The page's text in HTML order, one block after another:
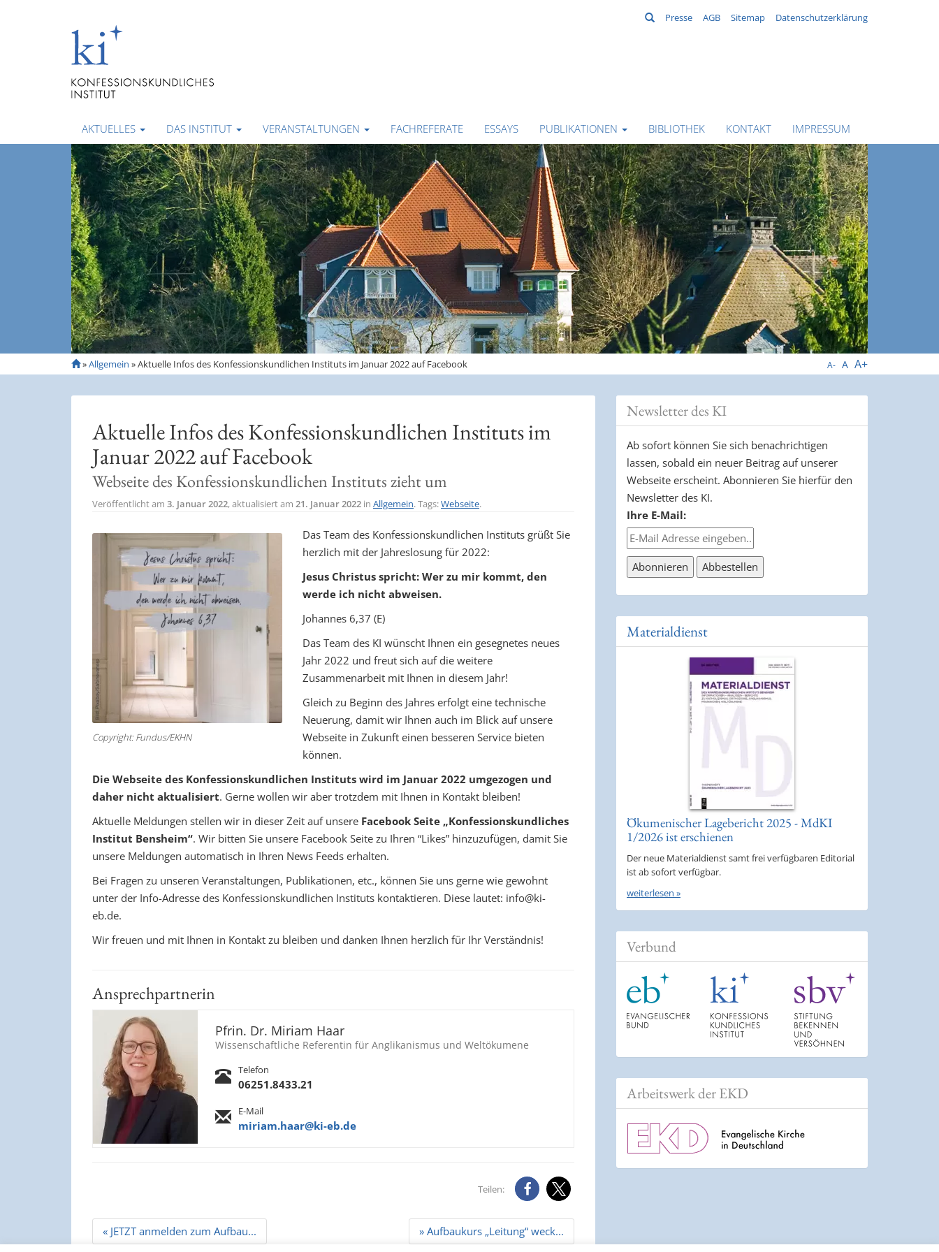
Suchen
Presse AGB Sitemap Datenschutzerklärung
AKTUELLES DAS INSTITUT VERANSTALTUNGEN FACHREFERATE ESSAYS PUBLIKATIONEN BIBLIOTHEK KONTAKT IMPRESSUM
S
t
»Allgemein »Aktuelle Infos des Konfessionskundlichen Instituts im Januar 2022 auf Facebook A- A A+
Aktuelle Infos des Konfessionskundlichen Instituts im
Januar 2022 auf Facebook
Webseite des Konfessionskundlichen Instituts zieht um
Veröffentlicht am 3. Januar 2022, aktualisiert am 21. Januar 2022 in Allgemein. Tags:Webseite.
Copyright: Fundus/EKHN
Das Team des Konfessionskundlichen Instituts grüßt Sie
herzlich mit der Jahreslosung für 2022:
Jesus Christus spricht: Wer zu mir kommt, den
werde ich nicht abweisen.
Johannes 6,37 (E)
Das Team des KI wünscht Ihnen ein gesegnetes neues
Jahr 2022 und freut sich auf die weitere
Zusammenarbeit mit Ihnen in diesem Jahr!
Gleich zu Beginn des Jahres erfolgt eine technische
Neuerung, damit wir Ihnen auch im Blick auf unsere
Webseite in Zukunft einen besseren Service bieten
können.
Die Webseite des Konfessionskundlichen Instituts wird im Januar 2022 umgezogen und
daher nicht aktualisiert. Gerne wollen wir aber trotzdem mit Ihnen in Kontakt bleiben!
Aktuelle Meldungen stellen wir in dieser Zeit auf unsere Facebook Seite „Konfessionskundliches
Institut Bensheim“. Wir bitten Sie unsere Facebook Seite zu Ihren “Likes” hinzuzufügen, damit Sie
unsere Meldungen automatisch in Ihren News Feeds erhalten.
Bei Fragen zu unseren Veranstaltungen, Publikationen, etc., können Sie uns gerne wie gewohnt
unter der Info-Adresse des Konfessionskundlichen Instituts kontaktieren. Diese lautet: info@ki-
eb.de.
Wir freuen und mit Ihnen in Kontakt zu bleiben und danken Ihnen herzlich für Ihr Verständnis!
Ansprechpartnerin
Pfrin. Dr. Miriam Haar
Wissenschaftliche Referentin für Anglikanismus und Weltökumene
Telefon
06251.8433.21
E-Mail
miriam.haar@ki-eb.de
Teilen:
Beitrags
« JETZT anmelden zum Aufbau... » Aufbaukurs „Leitung“ weck...
Newsletter des KI
Ab sofort können Sie sich benachrichtigen
lassen, sobald ein neuer Beitrag auf unserer
Webseite erscheint. Abonnieren Sie hierfür den
Newsletter des KI.
Ihre E-Mail:
Materialdienst
Ökumenischer Lagebericht 2025 - MdKI
1/2026 ist erschienen
Der neue Materialdienst samt frei verfügbaren Editorial
ist ab sofort verfügbar.
weiterlesen »
Verbund
Arbeitswerk der EKD